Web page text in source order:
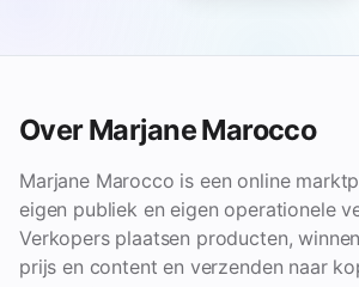
Over Marjane Marocco
Marjane Marocco is een online
eigen publiek en eigen operationele
Verkopers plaatsen producten,
prijs en content en verzenden naar